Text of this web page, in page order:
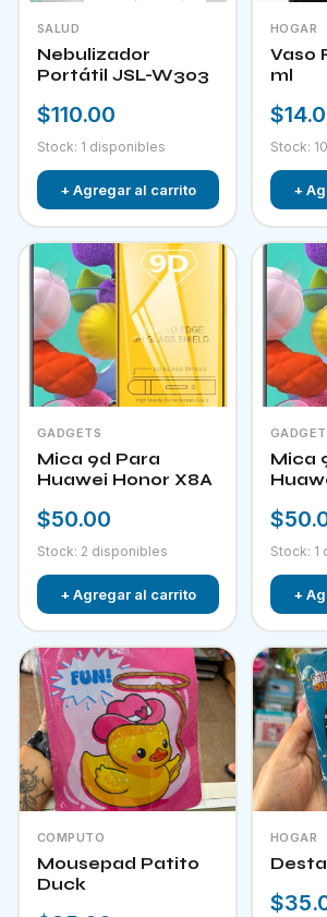
SALUD
Nebulizador
Portátil JSL-W303
$110.00
Stock: 1 disponibles
+ Agregar al carrito
HOGAR
Vaso
ml
Stock:
+
GADGETS
Mica 9d Para
Huawei Honor X8A
$50.00
Stock: 2 disponibles
+ Agregar al carrito
Mica
Stock: 1
+
COMPUTO
Mousepad Patito
Duck
HOGAR